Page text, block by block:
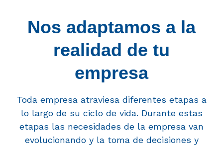
Nos adaptamos a la
realidad de tu
empresa
Toda empresa atraviesa diferentes etapas a
lo largo de su ciclo de vida. Durante estas
etapas las necesidades de la empresa van
evolucionando y la toma de decisiones y